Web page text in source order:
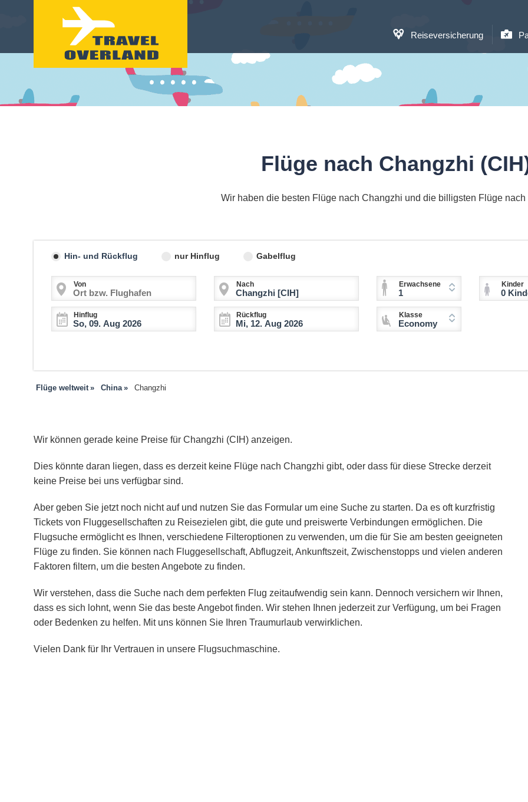
Reiseversicherung
Flüge nach Changzhi
Wir haben die besten Flüge nach Changzhi und die billigsten Flüge nach
Hin- und Rückflug nur Hinflug Gabelflug
Von Nach
Hinflug Rückflug
Erwachsene
1
Kinder
0 Kinder (2-11
Klasse
Economy
Flüge weltweit China Changzhi
Wir können gerade keine Preise für Changzhi (CIH) anzeigen.
Dies könnte daran liegen, dass es derzeit keine Flüge nach Changzhi gibt, oder dass für diese Strecke derzeit
keine Preise bei uns verfügbar sind.
Aber geben Sie jetzt noch nicht auf und nutzen Sie das Formular um eine Suche zu starten. Da es oft kurzfristig
Tickets von Fluggesellschaften zu Reisezielen gibt, die gute und preiswerte Verbindungen ermöglichen. Die
Flugsuche ermöglicht es Ihnen, verschiedene Filteroptionen zu verwenden, um die für Sie am besten geeigneten
Flüge zu finden. Sie können nach Fluggesellschaft, Abflugzeit, Ankunftszeit, Zwischenstopps und vielen anderen
Faktoren filtern, um die besten Angebote zu finden.
Wir verstehen, dass die Suche nach dem perfekten Flug zeitaufwendig sein kann. Dennoch versichern wir Ihnen,
dass es sich lohnt, wenn Sie das beste Angebot finden. Wir stehen Ihnen jederzeit zur Verfügung, um bei Fragen
oder Bedenken zu helfen. Mit uns können Sie Ihren Traumurlaub verwirklichen.
Vielen Dank für Ihr Vertrauen in unsere Flugsuchmaschine.